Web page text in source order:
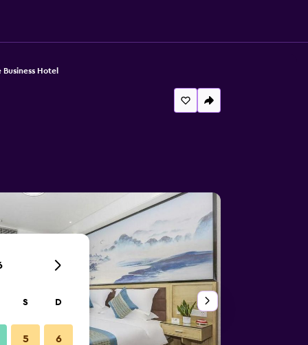
Hotel
S D
5 6